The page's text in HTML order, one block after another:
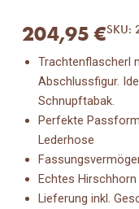
204,95€SKU:
Trachtenflascherl
Abschlussfigur.
Schnupftabak.
Perfekte
Lederhose
Echtes Hirschhorn
Lieferung inkl.